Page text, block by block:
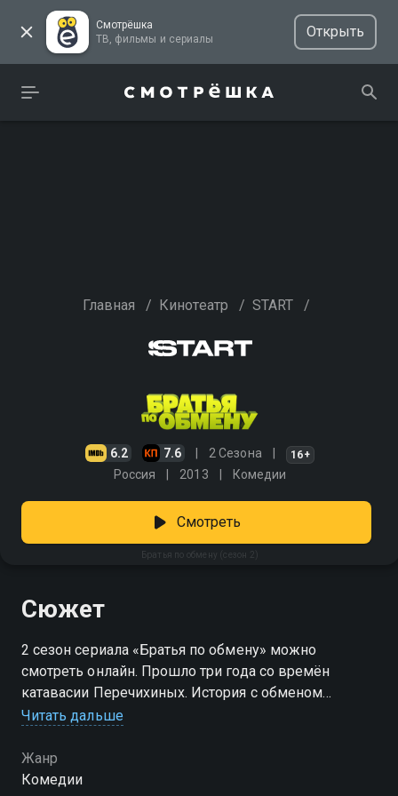
Смотрёшка
ТВ, фильмы и сериалы
Открыть
Главная / Кинотеатр / START /
6.2 7.6 2 Сезона 16+
Россия 2013 Комедии
Братья по обмену (сезон 2)
Смотреть
Сюжет
2 сезон сериала «Братья по обмену» можно
смотреть онлайн. Прошло три года со времён
катавасии Перечихиных. История с обменом
положительно повлияла на близнецов. Валерий
продолжает вести дела в строительной компании
«Вектор». Фёдор же наслаждается деревенским
Читать дальше
Жанр
Комедии